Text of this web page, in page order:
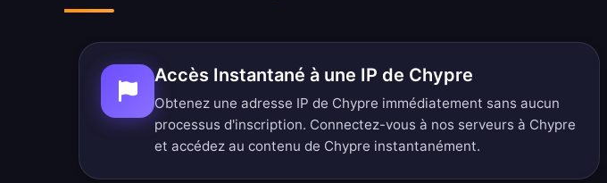
Accès Instantané à une IP de Chypre
Obtenez une adresse IP de Chypre immédiatement sans aucun
processus d'inscription. Connectez-vous à nos serveurs à Chypre
et accédez au contenu de Chypre instantanément.